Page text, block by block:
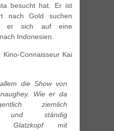
besucht hat. Er ist
nach Gold suchen
er sich auf eine
Indonesien.
Connaisseur Kai
die Show von
Wie er da
ziemlich
und ständig
Glatzkopf mit